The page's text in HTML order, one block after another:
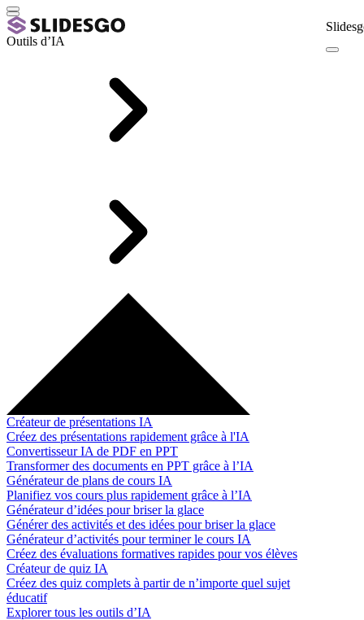
Outils d’IA
Créateur de présentations IA
Créez des présentations rapidement grâce à l'IA
Convertisseur IA de PDF en PPT
Transformer des documents en PPT grâce à l’IA
Générateur de plans de cours IA
Planifiez vos cours plus rapidement grâce à l’IA
Générateur d’idées pour briser la glace
Générer des activités et des idées pour briser la glace
Générateur d’activités pour terminer le cours IA
Créez des évaluations formatives rapides pour vos élèves
Créateur de quiz IA
Créez des quiz complets à partir de n’importe quel sujet
éducatif
Explorer tous les outils d’IA